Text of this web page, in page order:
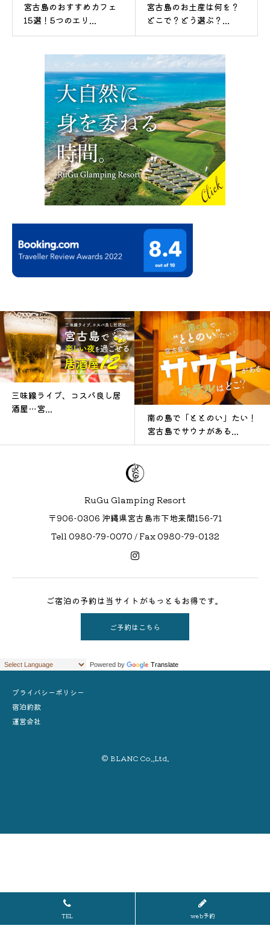
宮古島のおすすめカフェ
15選！5つのエリ...
宮古島のお土産は何を？
どこで？どう選ぶ？...
三味線ライブ、コスパ良し居
酒屋…宮...
南の島で「ととのい」たい！
宮古島でサウナがある...
RuGu Glamping Resort
〒906-0306 沖縄県宮古島市下地来間156−71
Tell 0980-79-0070 / Fax 0980-79-0132
ご宿泊の予約は当サイトがもっともお得です。
ご予約はこちら
Powered by Translate
プライバシーポリシー
宿泊約款
運営会社
© BLANC Co.,Ltd.
TEL web予約